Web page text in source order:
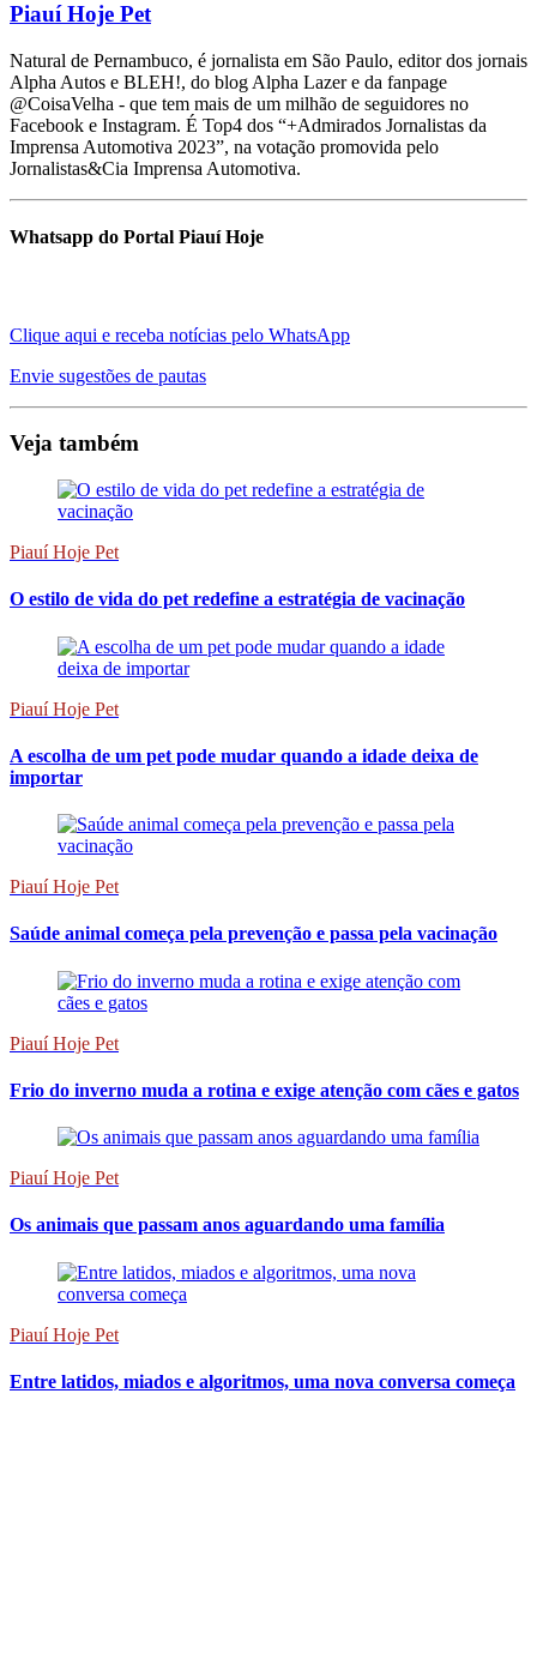
Piauí Hoje Pet
Natural de Pernambuco, é jornalista em São Paulo, editor dos jornais
Alpha Autos e BLEH!, do blog Alpha Lazer e da fanpage
@CoisaVelha - que tem mais de um milhão de seguidores no
Facebook e Instagram. É Top4 dos “+Admirados Jornalistas da
Imprensa Automotiva 2023”, na votação promovida pelo
Jornalistas&Cia Imprensa Automotiva.
Whatsapp do Portal Piauí Hoje
Clique aqui e receba notícias pelo WhatsApp
Envie sugestões de pautas
Veja também
Piauí Hoje Pet
O estilo de vida do pet redefine a estratégia de vacinação
Piauí Hoje Pet
A escolha de um pet pode mudar quando a idade deixa de
importar
Piauí Hoje Pet
Saúde animal começa pela prevenção e passa pela vacinação
Piauí Hoje Pet
Frio do inverno muda a rotina e exige atenção com cães e gatos
Piauí Hoje Pet
Os animais que passam anos aguardando uma família
Piauí Hoje Pet
Entre latidos, miados e algoritmos, uma nova conversa começa